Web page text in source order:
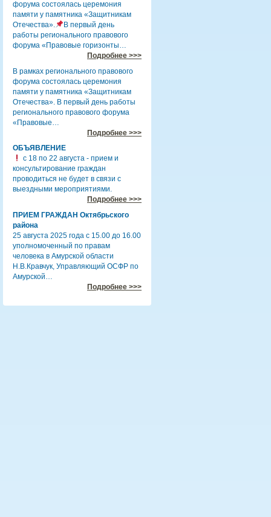
форума состоялась церемония
памяти у памятника «Защитникам
Отечества».
В первый день
работы регионального правового
форума «Правовые горизонты…
Подробнее >>>
В рамках регионального правового
форума состоялась церемония
памяти у памятника «Защитникам
Отечества». В первый день работы
регионального правового форума
«Правовые…
Подробнее >>>
ОБЪЯВЛЕНИЕ
с 18 по 22 августа - прием и
консультирование граждан
проводиться не будет в связи с
выездными мероприятиями.
Подробнее >>>
ПРИЕМ ГРАЖДАН Октябрьского
района
25 августа 2025 года с 15.00 до 16.00
уполномоченный по правам
человека в Амурской области
Н.В.Кравчук, Управляющий ОСФР по
Амурской…
Подробнее >>>